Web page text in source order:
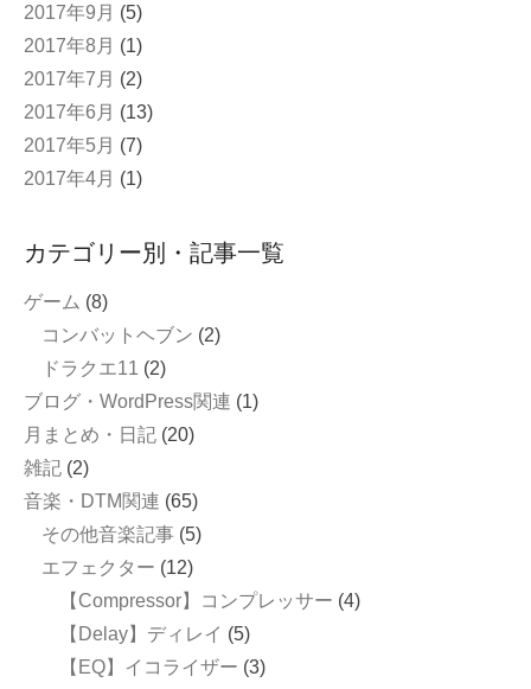
2017年9月 (5)
2017年8月 (1)
2017年7月 (2)
2017年6月 (13)
2017年5月 (7)
2017年4月 (1)
カテゴリー別・記事一覧
ゲーム (8)
コンバットヘブン (2)
ドラクエ11 (2)
ブログ・WordPress関連 (1)
月まとめ・日記 (20)
雑記 (2)
音楽・DTM関連 (65)
その他音楽記事 (5)
エフェクター (12)
【Compressor】コンプレッサー (4)
【Delay】ディレイ (5)
【EQ】イコライザー (3)